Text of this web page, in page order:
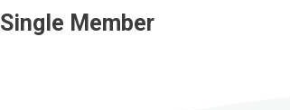
Single Member